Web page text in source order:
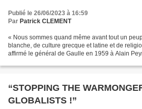
Publié le 26/06/2023 à 16:59
Par Patrick CLEMENT
« Nous sommes quand même avant tout un
blanche, de culture grecque et latine et de
affirmé le général de Gaulle en 1959 à Alain
“STOPPING THE
GLOBALISTS !”